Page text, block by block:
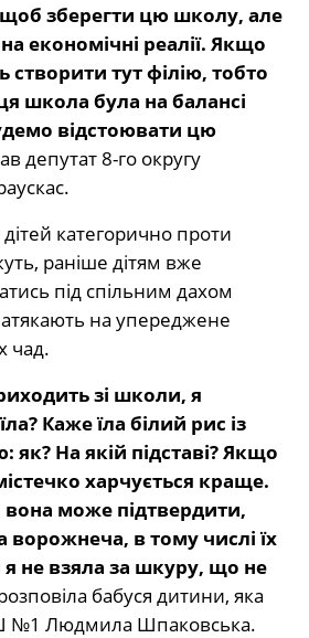
зберегти цю школу, але
економічні реалії. Якщо
створити тут філію, тобто
школа була на балансі
відстоювати цю
депутат 8-го округу
категорично проти
раніше дітям вже
під спільним дахом
на упереджене
чад.
зі школи, я
Каже їла білий рис із
як? На якій підставі? Якщо
харчується краще.
може підтвердити,
в тому числі їх
не взяла за шкуру, що не
бабуся дитини, яка
№1 Людмила Шпаковська.